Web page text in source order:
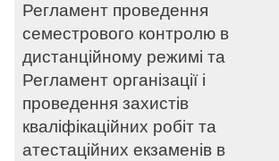
Регламент проведення
семестрового контролю в
дистанційному режимі та
Регламент організації і
проведення захистів
кваліфікаційних робіт та
атестаційних екзаменів в